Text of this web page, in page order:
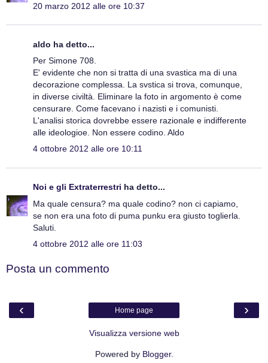
20 marzo 2012 alle ore 10:37
aldo ha detto...
Per Simone 708.
E' evidente che non si tratta di una svastica ma di una
decorazione complessa. La svstica si trova, comunque,
in diverse civiltà. Eliminare la foto in argomento è come
censurare. Come facevano i nazisti e i comunisti.
L'analisi storica dovrebbe essere razionale e indifferente
alle ideologioe. Non essere codino. Aldo
4 ottobre 2012 alle ore 10:11
Noi e gli Extraterrestri ha detto...
Ma quale censura? ma quale codino? non ci capiamo,
se non era una foto di puma punku era giusto toglierla.
Saluti.
4 ottobre 2012 alle ore 11:03
Posta un commento
‹ ›
Home page
Visualizza versione web
Powered by Blogger.